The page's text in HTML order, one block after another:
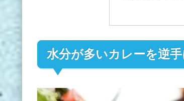
水分が多いカレーを逆